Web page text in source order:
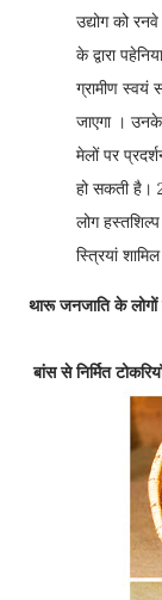
उद्योग को
के द्वारा
ग्रामीण स्वयं
जाएगा । उनके
मेलों पर
हो सकती है।
लोग
स्त्रियां
थारू जनजाति के
बांस से निर्मित